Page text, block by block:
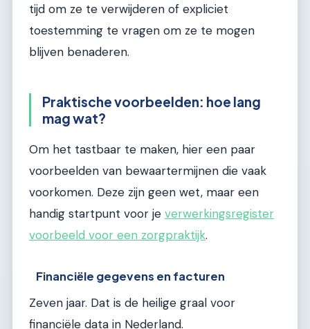
tijd om ze te verwijderen of expliciet
toestemming te vragen om ze te mogen
blijven benaderen.
Praktische voorbeelden: hoe lang
mag wat?
Om het tastbaar te maken, hier een paar
voorbeelden van bewaartermijnen die vaak
voorkomen. Deze zijn geen wet, maar een
handig startpunt voor je verwerkingsregister
voorbeeld voor een zorgpraktijk.
Financiële gegevens en facturen
Zeven jaar. Dat is de heilige graal voor
financiële data in Nederland.